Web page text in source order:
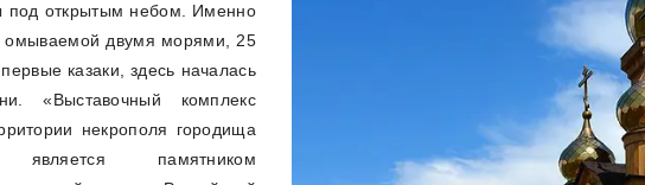
под открытым небом. Именно
омываемой двумя морями, 25
казаки, здесь началась
«Выставочный комплекс
некрополя городища
является памятником